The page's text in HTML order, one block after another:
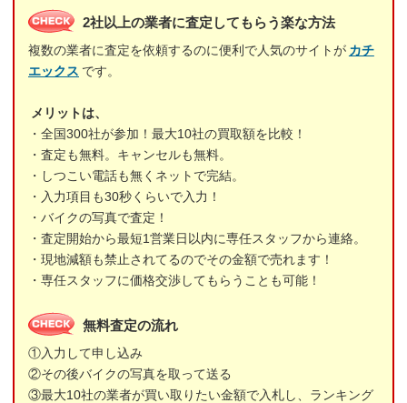
2社以上の業者に査定してもらう楽な方法
複数の業者に査定を依頼するのに便利で人気のサイトが カチ
エックス です。
メリットは、
・全国300社が参加！最大10社の買取額を比較！
・査定も無料。キャンセルも無料。
・しつこい電話も無くネットで完結。
・入力項目も30秒くらいで入力！
・バイクの写真で査定！
・査定開始から最短1営業日以内に専任スタッフから連絡。
・現地減額も禁止されてるのでその金額で売れます！
・専任スタッフに価格交渉してもらうことも可能！
無料査定の流れ
①入力して申し込み
②その後バイクの写真を取って送る
③最大10社の業者が買い取りたい金額で入札し、ランキング